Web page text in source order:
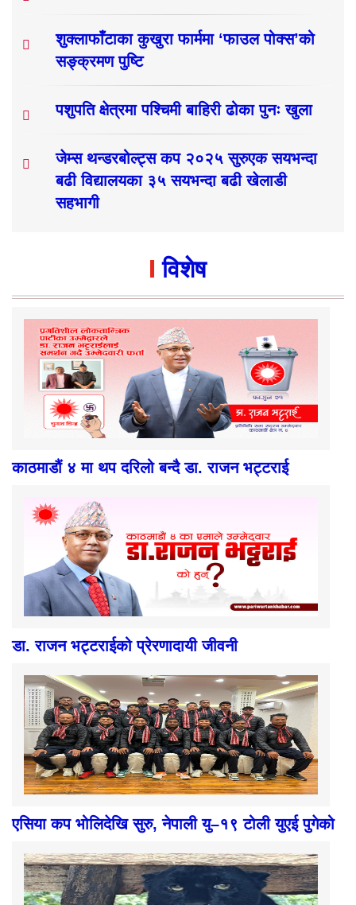
शुक्लाफाँटाका कुखुरा फार्ममा ‘फाउल पोक्स’को
सङ्क्रमण पुष्टि
पशुपति क्षेत्रमा पश्चिमी बाहिरी ढोका पुनः खुला
जेम्स थन्डरबोल्ट्स कप २०२५ सुरुएक सयभन्दा
बढी विद्यालयका ३५ सयभन्दा बढी खेलाडी
सहभागी
विशेष
काठमाडौं ४ मा थप दरिलो बन्दै डा. राजन भट्टराई
डा. राजन भट्टराईको प्रेरणादायी जीवनी
एसिया कप भोलिदेखि सुरु, नेपाली यु–१९ टोली युएई पुगेको